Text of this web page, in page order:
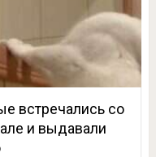
встречались со
и выдавали